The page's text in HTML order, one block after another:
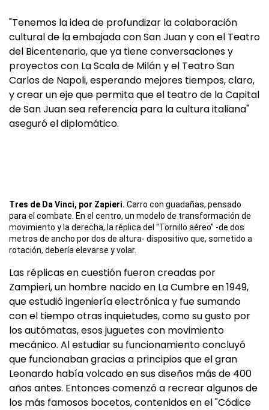
"Tenemos la idea de profundizar la colaboración
cultural de la embajada con San Juan y con el Teatro
del Bicentenario, que ya tiene conversaciones y
proyectos con La Scala de Milán y el Teatro San
Carlos de Napoli, esperando mejores tiempos, claro,
y crear un eje que permita que el teatro de la Capital
de San Juan sea referencia para la cultura italiana"
aseguró el diplomático.
Tres de Da Vinci, por Zapieri. Carro con guadañas, pensado
para el combate. En el centro, un modelo de transformación de
movimiento y la derecha, la réplica del "Tornillo aéreo" -de dos
metros de ancho por dos de altura- dispositivo que, sometido a
rotación, debería elevarse y volar.
Las réplicas en cuestión fueron creadas por
Zampieri, un hombre nacido en La Cumbre en 1949,
que estudió ingeniería electrónica y fue sumando
con el tiempo otras inquietudes, como su gusto por
los autómatas, esos juguetes con movimiento
mecánico. Al estudiar su funcionamiento concluyó
que funcionaban gracias a principios que el gran
Leonardo había volcado en sus diseños más de 400
años antes. Entonces comenzó a recrear algunos de
los más famosos bocetos, contenidos en el "Códice